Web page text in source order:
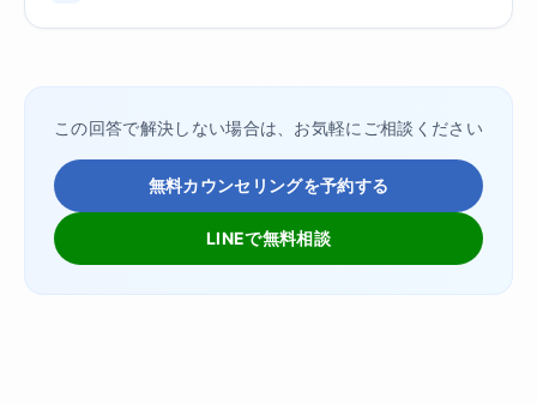
この回答で解決しない場合は、お気軽にご相談ください
無料カウンセリングを予約する
LINEで無料相談